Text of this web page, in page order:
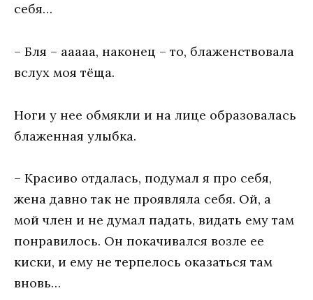
себя…
– Бля – ааааа, наконец – то, блаженствовала
вслух моя тёща.
Ноги у нее обмякли и на лице образовалась
блаженная улыбка.
– Красиво отдалась, подумал я про себя,
жена давно так не проявляла себя. Ой, а
мой член и не думал падать, видать ему там
понравилось. Он покачивался возле ее
киски, и ему не терпелось оказаться там
вновь…